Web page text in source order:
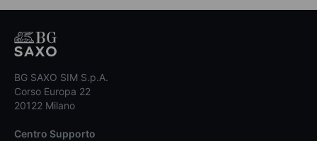
BG SAXO SIM S.p.A.
Corso Europa 22
20122 Milano
Centro Supporto